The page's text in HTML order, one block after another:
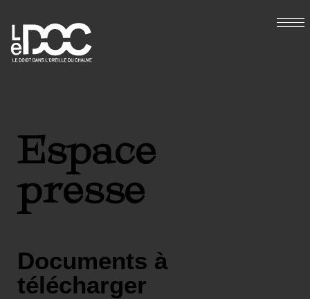
Espace
presse
Documents à
télécharger